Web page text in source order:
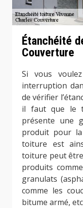
Étanchéité
Couverture
Si vous
interruption
de vérifier
il faut que le
présente une
produit pour la
toiture est
toiture peut être
produits
granulats
comme les
bitume armé,